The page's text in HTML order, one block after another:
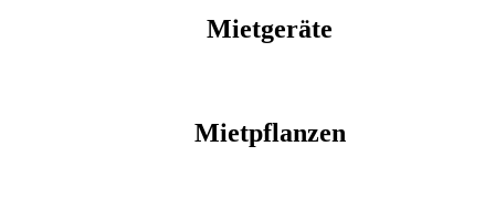
Mietgeräte
Mietpflanzen